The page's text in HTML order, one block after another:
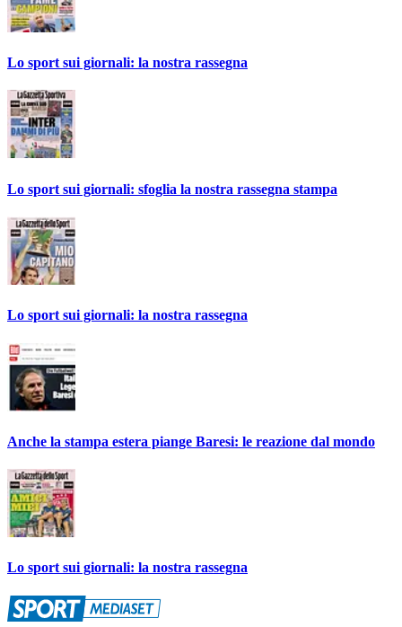
Lo sport sui giornali: la nostra rassegna
Lo sport sui giornali: sfoglia la nostra rassegna stampa
Lo sport sui giornali: la nostra rassegna
Anche la stampa estera piange Baresi: le reazione dal mondo
Lo sport sui giornali: la nostra rassegna